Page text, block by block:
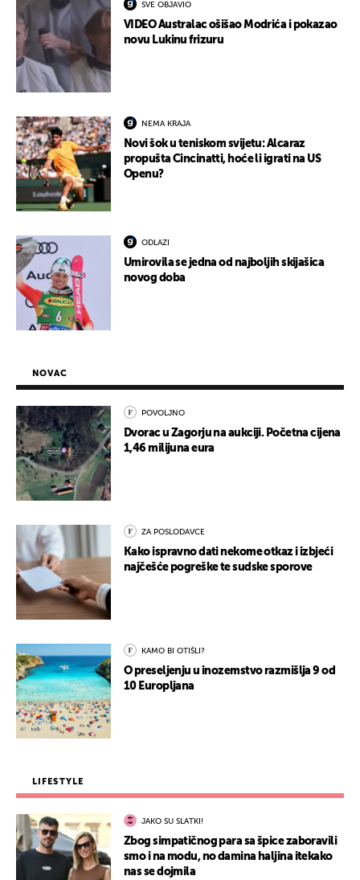
SVE OBJAVIO
VIDEO Australac ošišao Modrića i pokazao
novu Lukinu frizuru
NEMA KRAJA
Novi šok u teniskom svijetu: Alcaraz
propušta Cincinatti, hoće li igrati na US
Openu?
ODLAZI
Umirovila se jedna od najboljih skijašica
novog doba
NOVAC
POVOLJNO
Dvorac u Zagorju na aukciji. Početna cijena
1,46 milijuna eura
ZA POSLODAVCE
Kako ispravno dati nekome otkaz i izbjeći
najčešće pogreške te sudske sporove
KAMO BI OTIŠLI?
O preseljenju u inozemstvo razmišlja 9 od
10 Europljana
LIFESTYLE
JAKO SU SLATKI!
Zbog simpatičnog para sa špice zaboravili
smo i na modu, no damina haljina itekako
nas se dojmila